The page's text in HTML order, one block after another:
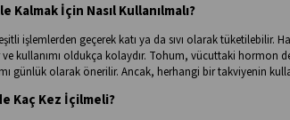
Kalmak İçin Nasıl Kullanılmalı?
işlemlerden geçerek katı ya da sıvı olarak
kullanımı oldukça kolaydır. Tohum, vücuttaki hormon
günlük olarak önerilir. Ancak, herhangi bir takviyenin
Kaç Kez İçilmeli?